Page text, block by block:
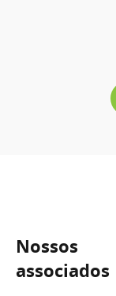
Nossos
associados